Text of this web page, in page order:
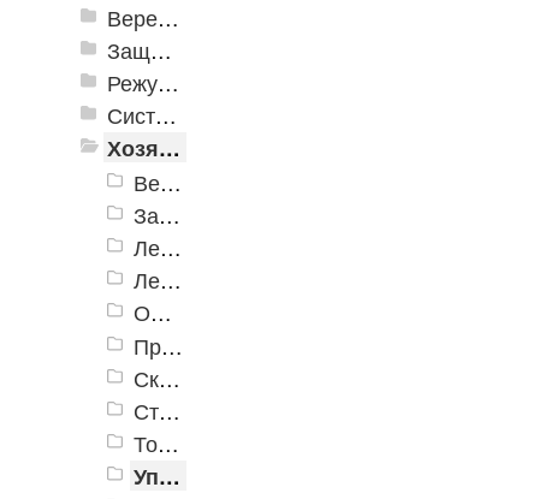
Веревки, шнуры, шпагаты, стяжки
Защита от насекомых и вредителей
Режущие инструменты
Системы хранения
Хозяйственные товары
Ведра
Замки
Ленты клеящие
Лестницы
Оптика
Прочее
Скобяные изделия и дверная фурнитура
Стеклоочистители
Товары для клининга
Уплотнители самоклеящиеся